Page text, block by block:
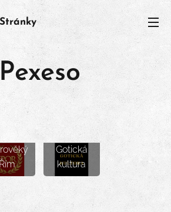
Stránky
Gotická
kultura